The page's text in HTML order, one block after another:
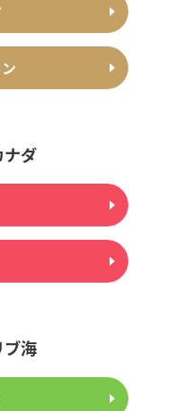
ナダ
ブ海